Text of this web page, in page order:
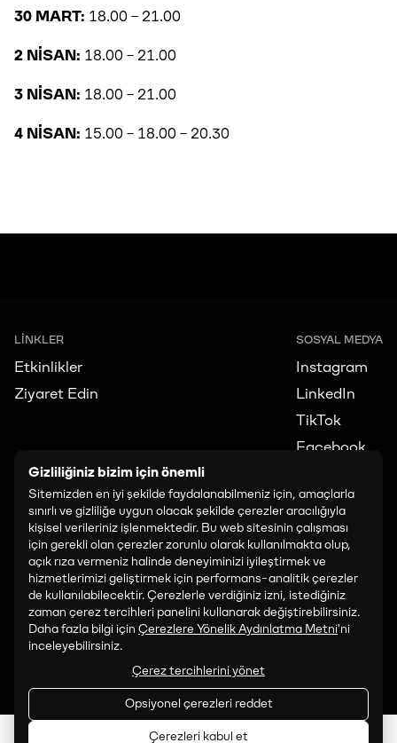
30 MART: 18.00 – 21.00
2 NİSAN: 18.00 – 21.00
3 NİSAN: 18.00 – 21.00
4 NİSAN: 15.00 – 18.00 – 20.30
LİNKLER
Etkinlikler
Ziyaret Edin
SOSYAL MEDYA
Instagram
LinkedIn
TikTok
Facebook
İLETİŞİM
art@paribu.com
PROGRAMLAMA:
art.programming@paribu.com
SATIŞ VE İŞ BIRLIĞI:
art.partnerships@paribu.com
Gizliliğiniz bizim için önemli
Sitemizden en iyi şekilde faydalanabilmeniz için, amaçlarla
sınırlı ve gizliliğe uygun olacak şekilde çerezler aracılığıyla
kişisel verileriniz işlenmektedir. Bu web sitesinin çalışması
için gerekli olan çerezler zorunlu olarak kullanılmakta olup,
açık rıza vermeniz halinde deneyiminizi iyileştirmek ve
hizmetlerimizi geliştirmek için performans-analitik çerezler
de kullanılabilecektir. Çerezlerle verdiğiniz izni, istediğiniz
zaman çerez tercihleri panelini kullanarak değiştirebilirsiniz.
Daha fazla bilgi için Çerezlere Yönelik Aydınlatma Metni'ni
inceleyebilirsiniz.
Çerez tercihlerini yönet
Opsiyonel çerezleri reddet
Çerezleri kabul et